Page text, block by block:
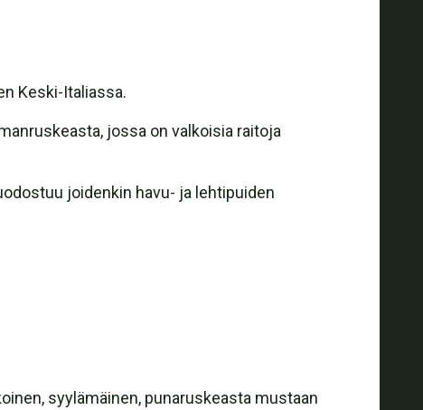
Keski-Italiassa.
jossa on valkoisia raitoja
joidenkin havu- ja lehtipuiden
syylämäinen, punaruskeasta mustaan